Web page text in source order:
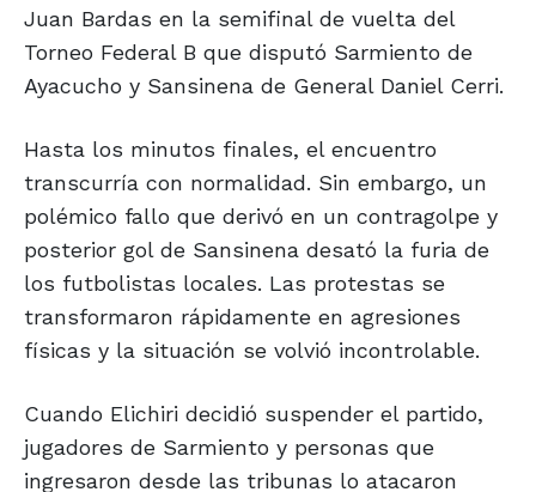
Juan Bardas en la semifinal de vuelta del
Torneo Federal B que disputó Sarmiento de
Ayacucho y Sansinena de General Daniel Cerri.
Hasta los minutos finales, el encuentro
transcurría con normalidad. Sin embargo, un
polémico fallo que derivó en un contragolpe y
posterior gol de Sansinena desató la furia de
los futbolistas locales. Las protestas se
transformaron rápidamente en agresiones
físicas y la situación se volvió incontrolable.
Cuando Elichiri decidió suspender el partido,
jugadores de Sarmiento y personas que
ingresaron desde las tribunas lo atacaron